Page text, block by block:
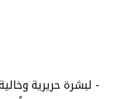
- لبشرة حريرية